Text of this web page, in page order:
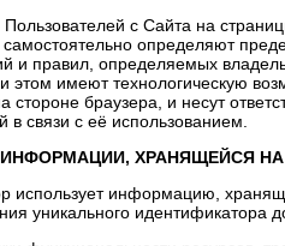
с Сайта на
самостоятельно определяют
и правил, определяемых
этом имеют технологическую
стороне браузера, и несут
в связи с её использованием.
ХРАНЯЩЕЙСЯ НА
использует информацию,
уникального идентификатора